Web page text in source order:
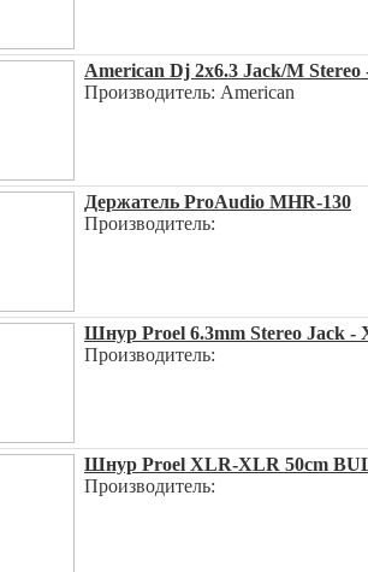
American Dj 2x6.3 Jack/M
Производитель: American
Держатель ProAudio MHR-130
Производитель:
Шнур Proel 6.3mm Stereo Jack
Производитель:
Шнур Proel XLR-XLR 50cm
Производитель: